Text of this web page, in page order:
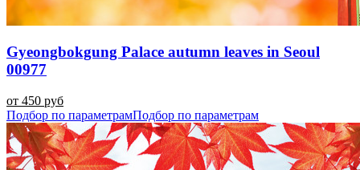
Gyeongbokgung Palace autumn leaves in Seoul
00977
от 450 руб
Подбор по параметрамПодбор по параметрам